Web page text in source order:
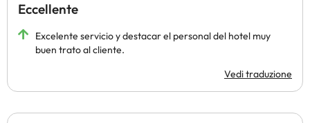
Eccellente
Excelente servicio y destacar el personal del hotel muy
buen trato al cliente.
Vedi traduzione